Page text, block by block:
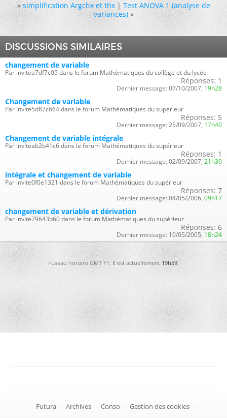
« simplification Argchx et thx|Test ANOVA 1 (analyse de
variances) »
DISCUSSIONS SIMILAIRES
changement de variable
Par invitea7df7c05 dans le forum Mathématiques du collège et du lycée
Réponses: 1
Dernier message: 07/10/2007, 19h28
Changement de variable
Par invite5d87c664 dans le forum Mathématiques du supérieur
Réponses: 5
Dernier message: 25/09/2007, 17h40
Changement de variable intégrale
Par inviteab2b41c6 dans le forum Mathématiques du supérieur
Réponses: 1
Dernier message: 02/09/2007, 21h30
intégrale et changement de variable
Par invite0f0e1321 dans le forum Mathématiques du supérieur
Réponses: 7
Dernier message: 04/05/2006, 09h17
changement de variable et dérivation
Par invite79643b60 dans le forum Mathématiques du supérieur
Réponses: 6
Dernier message: 10/05/2005, 18h24
Fuseau horaire GMT +1. Il est actuellement19h59.
- Futura - Archives - Conso - Gestion des cookies -